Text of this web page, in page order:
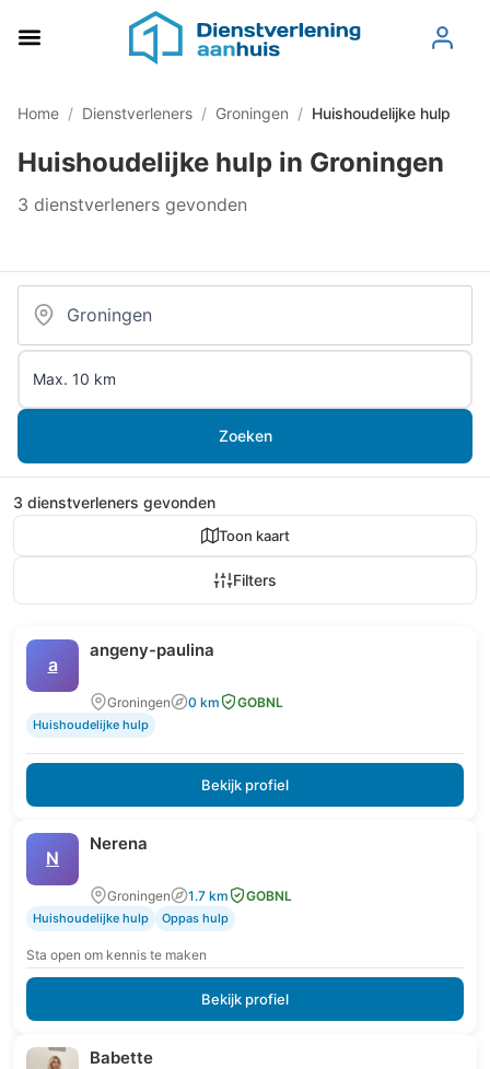
Home / Dienstverleners / Groningen / Huishoudelijke hulp
Huishoudelijke hulp in Groningen
3 dienstverleners gevonden
Zoeken
3 dienstverleners gevonden
Toon kaart
Filters
a
angeny-paulina
Groningen 0 km GOBNL
Huishoudelijke hulp
Bekijk profiel
N
Nerena
Groningen 1.7 km GOBNL
Huishoudelijke hulp Oppas hulp
Sta open om kennis te maken
Bekijk profiel
Babette